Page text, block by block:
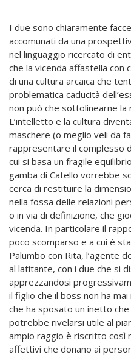
I due sono chiaramente
accomunati da una
nel linguaggio ricercato di
che la vicenda affastella con
di una cultura arcaica che
problematica caducità
non può che sottolinearne la
L’intelletto e la cultura
maschere (o meglio veli da
rappresentare il complesso
cui si basa un fragile
gamba di Catello vorrebbe
cerca di restituire la
nella fossa delle relazioni
o in via di definizione, che
vicenda. In particolare il
poco scomparso e a cui è
Palumbo con Rita, l’agente
al latitante, con i due che si
apprezzandosi
il figlio che il boss non ha
che ha sposato un inetto
potrebbe rivelarsi utile al
ampio raggio è riscritto così
affettivi che donano ai